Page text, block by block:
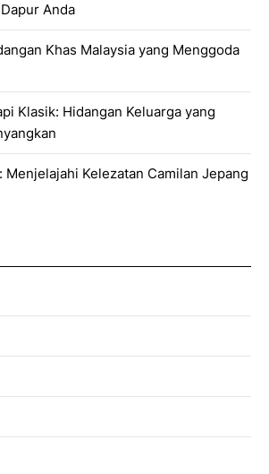
Anda
Khas Malaysia yang Menggoda
Klasik: Hidangan Keluarga yang
Menjelajahi Kelezatan Camilan Jepang